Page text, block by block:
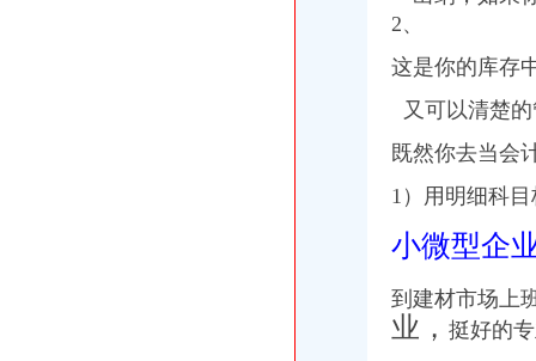
【重庆财务分析主管/经理简历_应聘重庆财务分析主管/经理求职简历_
【招聘财务人员,重庆卡迪切削工具优先公司招聘】-重庆赶集网
贼未盗得现金烧毁保险柜票据叫嚣称有何感想_南海网新闻中心
重庆市沙坪坝区歌乐山大道塔陵有限公司渝中区营业处_【电话地址_招
【58同城】重庆沙坪坝歌乐山工商注册_公司注册代理_代办注册公司价
夜爬歌乐山第100次,聚餐活动财务公告贴（未参加聚餐需要纪念品的
重庆晖映废旧金属回收有限公司沙坪坝区歌乐山经营部_【电话地址_招
【重庆财务经理_财务经理招聘_重庆融汇温泉产业发展有限公司】-前
2、
这是你的库存
又可以清楚
既然你去当会
1）用明细科
小微型企
到建材市场上
业， 挺好的